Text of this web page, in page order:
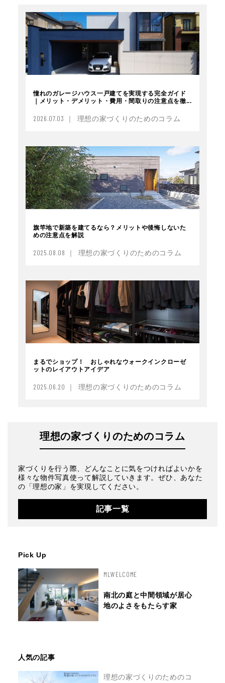
憧れのガレージハウス一戸建てを実現する完全ガイド
｜メリット・デメリット・費用・間取りの注意点を徹...
2026.07.03 ｜ 理想の家づくりのためのコラム
旗竿地で新築を建てるなら？メリットや後悔しないた
めの注意点を解説
2025.08.08 ｜ 理想の家づくりのためのコラム
まるでショップ！ おしゃれなウォークインクローゼ
ットのレイアウトアイデア
2025.06.20 ｜ 理想の家づくりのためのコラム
理想の家づくりのためのコラム
家づくりを行う際、どんなことに気をつければよいかを
様々な物件写真使って解説していきます。ぜひ、あなた
の「理想の家」を実現してください。
記事一覧
Pick Up
MLWELCOME
南北の庭と中間領域が居心
地のよさをもたらす家
人気の記事
理想の家づくりのためのコ